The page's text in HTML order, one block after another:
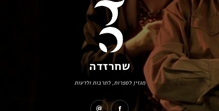
שחרזדה
מגזין לספרות, לתרבות ולדעות